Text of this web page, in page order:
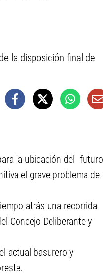
la disposición final de
la ubicación del futuro
el grave problema de
atrás una recorrida
Concejo Deliberante y
actual basurero y